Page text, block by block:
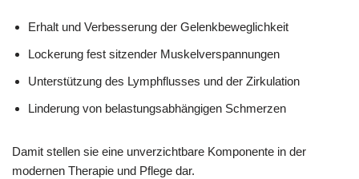
Erhalt und Verbesserung der Gelenkbeweglichkeit
Lockerung fest sitzender Muskelverspannungen
Unterstützung des Lymphflusses und der Zirkulation
Linderung von belastungsabhängigen Schmerzen
Damit stellen sie eine unverzichtbare Komponente in der
modernen Therapie und Pflege dar.